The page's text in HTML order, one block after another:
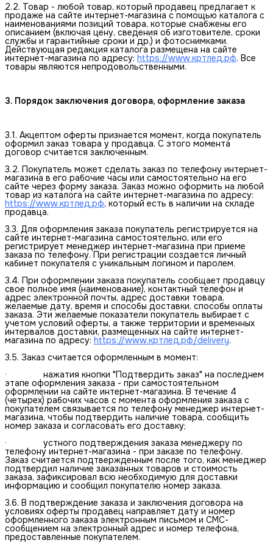
2.2. Товар - любой товар, который продавец предлагает к
продаже на сайте интернет-магазина с помощью каталога с
наименованиями позиций товара, которые снабжены его
описанием (включая цену, сведения об изготовителе, сроки
службы и гарантийные сроки и др.) и фотоснимками.
Действующая редакция каталога размещена на сайте
интернет-магазина по адресу: https://www.кртлед.рф. Все
товары являются непродовольственными.
3. Порядок заключения договора, оформление заказа
3.1. Акцептом оферты признается момент, когда покупатель
оформил заказ товара у продавца. С этого момента
договор считается заключенным.
3.2. Покупатель может сделать заказ по телефону интернет-
магазина в его рабочие часы или самостоятельно на его
сайте через форму заказа. Заказ можно оформить на любой
товар из каталога на сайте интернет-магазина по адресу:
https://www.кртлед.рф, который есть в наличии на складе
продавца.
3.3. Для оформления заказа покупатель регистрируется на
сайте интернет-магазина самостоятельно, или его
регистрирует менеджер интернет-магазина при приеме
заказа по телефону. При регистрации создается личный
кабинет покупателя с уникальным логином и паролем.
3.4. При оформлении заказа покупатель сообщает продавцу
свое полное имя (наименование), контактный телефон и
адрес электронной почты, адрес доставки товара,
желаемые дату, время и способы доставки, способы оплаты
заказа. Эти желаемые показатели покупатель выбирает с
учетом условий оферты, а также территории и временных
интервалов доставки, размещенных на сайте интернет-
магазина по адресу: https://www.кртлед.рф/delivery.
3.5. Заказ считается оформленным в момент:
· нажатия кнопки "Подтвердить заказ" на последнем
этапе оформления заказа - при самостоятельном
оформлении на сайте интернет-магазина. В течение 4
(четырех) рабочих часов с момента оформления заказа с
покупателем связывается по телефону менеджер интернет-
магазина, чтобы подтвердить наличие товара, сообщить
номер заказа и согласовать его доставку;
· устного подтверждения заказа менеджеру по
телефону интернет-магазина - при заказе по телефону.
Заказ считается подтвержденным после того, как менеджер
подтвердил наличие заказанных товаров и стоимость
заказа, зафиксировал всю необходимую для доставки
информацию и сообщил покупателю номер заказа.
3.6. В подтверждение заказа и заключения договора на
условиях оферты продавец направляет дату и номер
оформленного заказа электронным письмом и СМС-
сообщением на электронный адрес и номер телефона,
предоставленные покупателем.